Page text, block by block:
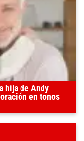
hija de Andy
en tonos